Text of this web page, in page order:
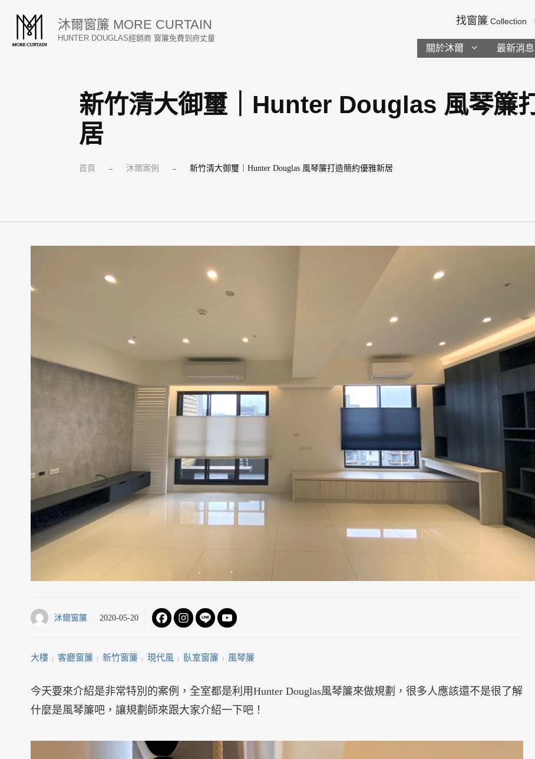
沐爾窗簾 MORE CURTAIN
HUNTER DOUGLAS經銷商 窗簾免費到府丈量
找窗簾 Collection
關於沐爾 最新消息
新竹清大御璽｜Hunter Douglas 風琴簾
居
首頁 – 沐爾案例 – 新竹清大御璽｜Hunter Douglas 風琴簾打造簡約優雅新居
沐爾窗簾 2020-05-20
大樓 客廳窗簾 新竹窗簾 現代風 臥室窗簾 風琴簾
今天要來介紹是非常特別的案例，全室都是利用Hunter Douglas風琴簾來做規劃，很多人應該還不是很了解
什麼是風琴簾吧，讓規劃師來跟大家介紹一下吧！